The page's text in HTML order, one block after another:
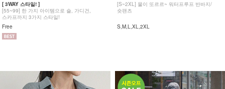
[ 3WAY 스타일! ]
[55~99] 한 가지 아이템으로 숄, 가디건,
스카프까지 3가지 스타일!
Free
[S~2XL] 물이 또르르~ 워터프루프 반바지/
숏팬츠
S,M,L,XL,2XL